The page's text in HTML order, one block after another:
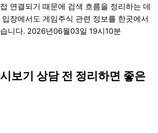
연결되기 때문에 검색 흐름을 정리하는 데
장에서도 게임주식 관련 정보를 한곳에서
니다. 2026년06월03일 19시10분
보기 상담 전 정리하면 좋은